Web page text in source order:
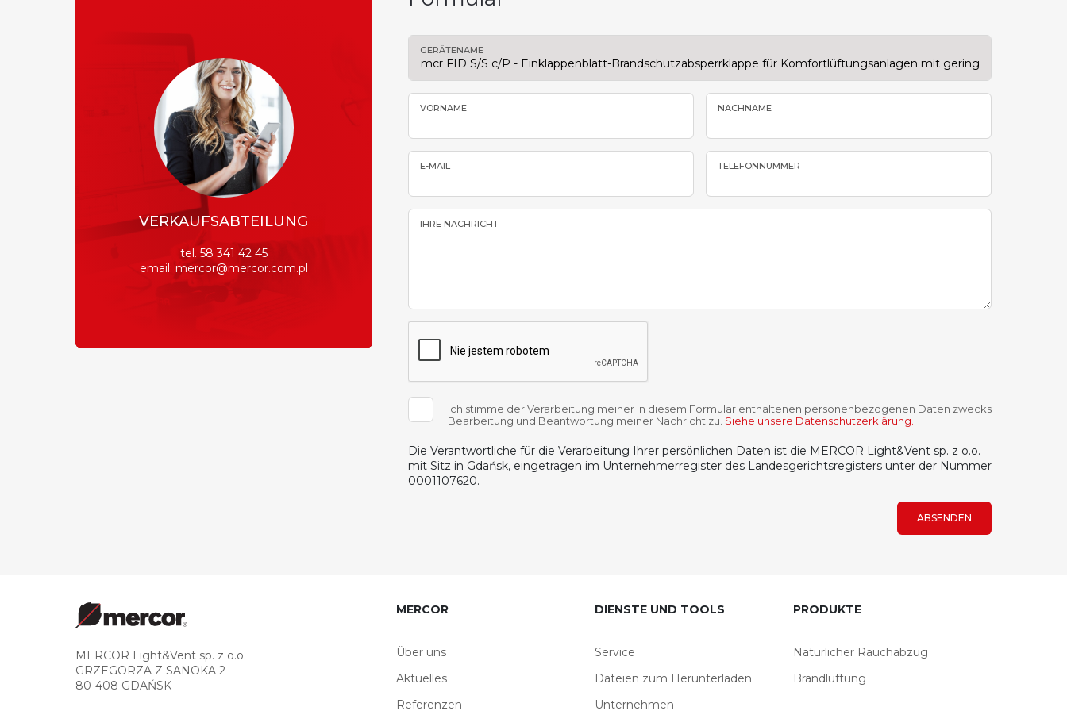
VERKAUFSABTEILUNG
tel. 58 341 42 45
email: mercor@mercor.com.pl
GERÄTENAME
VORNAME NACHNAME
E-MAIL TELEFONNUMMER
IHRE NACHRICHT
Ich stimme der Verarbeitung meiner in diesem Formular enthaltenen personenbezogenen Daten zwecks
Bearbeitung und Beantwortung meiner Nachricht zu. Siehe unsere Datenschutzerklärung.
Die Verantwortliche für die Verarbeitung Ihrer persönlichen Daten ist die MERCOR Light&Vent sp. z o.o.
mit Sitz in Gdańsk, eingetragen im Unternehmerregister des Landesgerichtsregisters unter der Nummer
0001107620.
ABSENDEN
MERCOR Light&Vent sp. z o.o.
GRZEGORZA Z SANOKA 2
80-408 GDAŃSK
MERCOR
Über uns
Aktuelles
Referenzen
DIENSTE UND TOOLS
Service
Dateien zum Herunterladen
Unternehmen
PRODUKTE
Natürlicher Rauchabzug
Brandlüftung